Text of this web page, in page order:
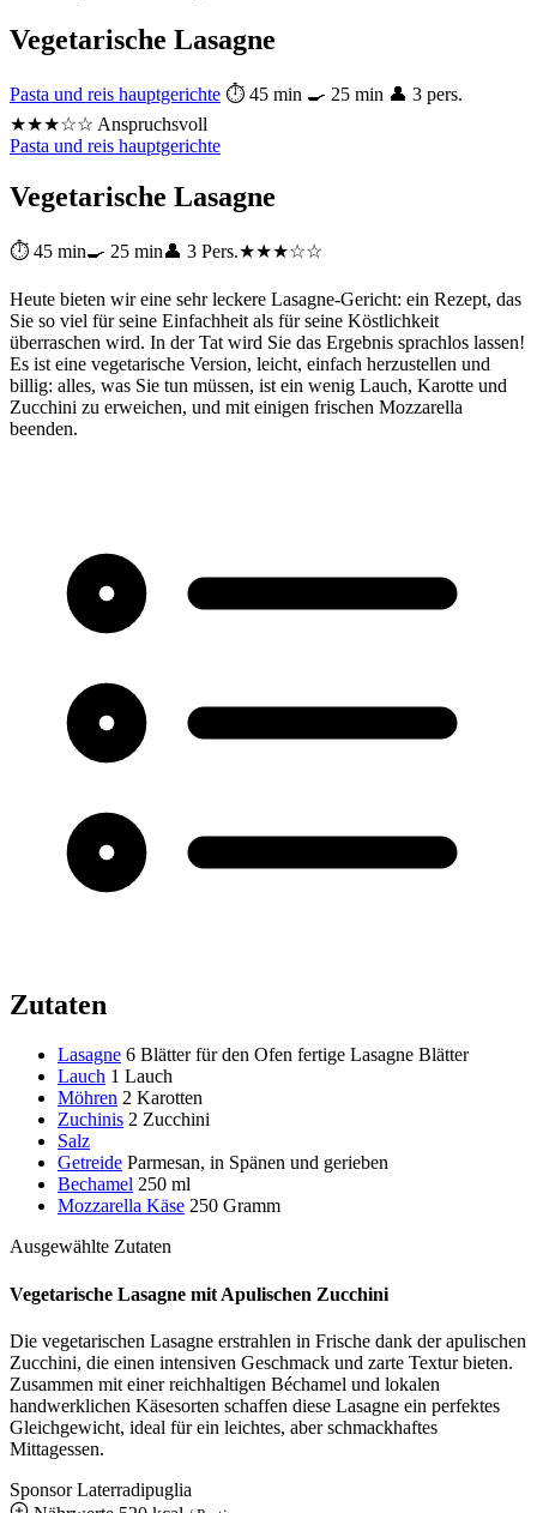
Vegetarische Lasagne
Pasta und reis hauptgerichte ⏱ 45 min 🍳 25 min 👤 3 pers.
★★★☆☆ Anspruchsvoll
Pasta und reis hauptgerichte
Vegetarische Lasagne
⏱ 45 min🍳 25 min👤 3 Pers.★★★☆☆
Heute bieten wir eine sehr leckere Lasagne-Gericht: ein Rezept, das
Sie so viel für seine Einfachheit als für seine Köstlichkeit
überraschen wird. In der Tat wird Sie das Ergebnis sprachlos lassen!
Es ist eine vegetarische Version, leicht, einfach herzustellen und
billig: alles, was Sie tun müssen, ist ein wenig Lauch, Karotte und
Zucchini zu erweichen, und mit einigen frischen Mozzarella
beenden.
Zutaten
Lasagne 6 Blätter für den Ofen fertige Lasagne Blätter
Lauch 1 Lauch
Möhren 2 Karotten
Zuchinis 2 Zucchini
Salz
Getreide Parmesan, in Spänen und gerieben
Bechamel 250 ml
Mozzarella Käse 250 Gramm
Ausgewählte Zutaten
Vegetarische Lasagne mit Apulischen Zucchini
Die vegetarischen Lasagne erstrahlen in Frische dank der apulischen
Zucchini, die einen intensiven Geschmack und zarte Textur bieten.
Zusammen mit einer reichhaltigen Béchamel und lokalen
handwerklichen Käsesorten schaffen diese Lasagne ein perfektes
Gleichgewicht, ideal für ein leichtes, aber schmackhaftes
Mittagessen.
Sponsor Laterradipuglia